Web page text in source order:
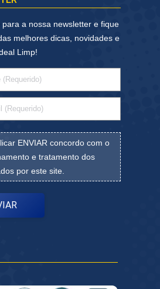
para a nossa newsletter e fique
melhores dicas, novidades e
Limp!
ENVIAR concordo com o
e tratamento dos
por este site.